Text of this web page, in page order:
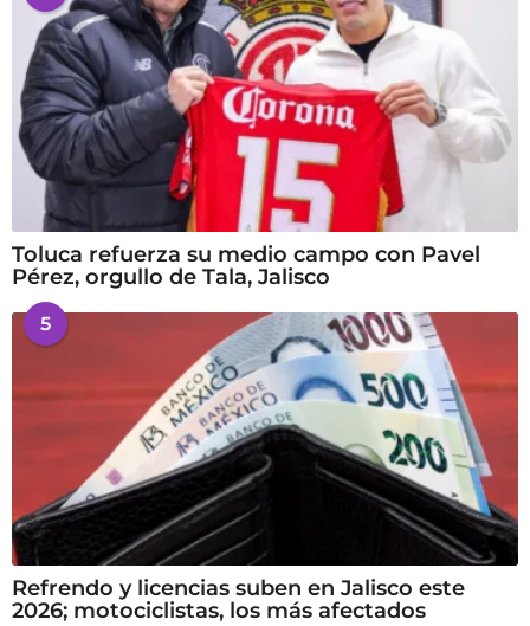
Toluca refuerza su medio campo con Pavel
Pérez, orgullo de Tala, Jalisco
5
Refrendo y licencias suben en Jalisco este
2026; motociclistas, los más afectados